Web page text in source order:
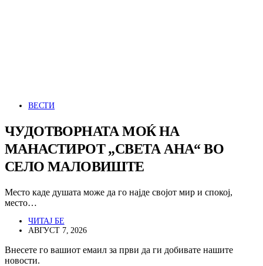
ВЕСТИ
ЧУДОТВОРНАТА МОЌ НА
МАНАСТИРОТ „СВЕТА АНА“ ВО
СЕЛО МАЛОВИШТЕ
Место каде душата може да го најде својот мир и спокој,
место…
ЧИТАЈ БЕ
АВГУСТ 7, 2026
Внесете го вашиот емаил за први да ги добивате нашите
новости.